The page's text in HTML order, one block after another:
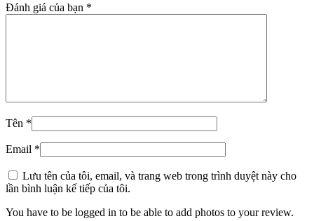
Đánh giá của bạn *
Tên *
Email *
Lưu tên của tôi, email, và trang web trong trình duyệt này cho
lần bình luận kế tiếp của tôi.
You have to be logged in to be able to add photos to your review.